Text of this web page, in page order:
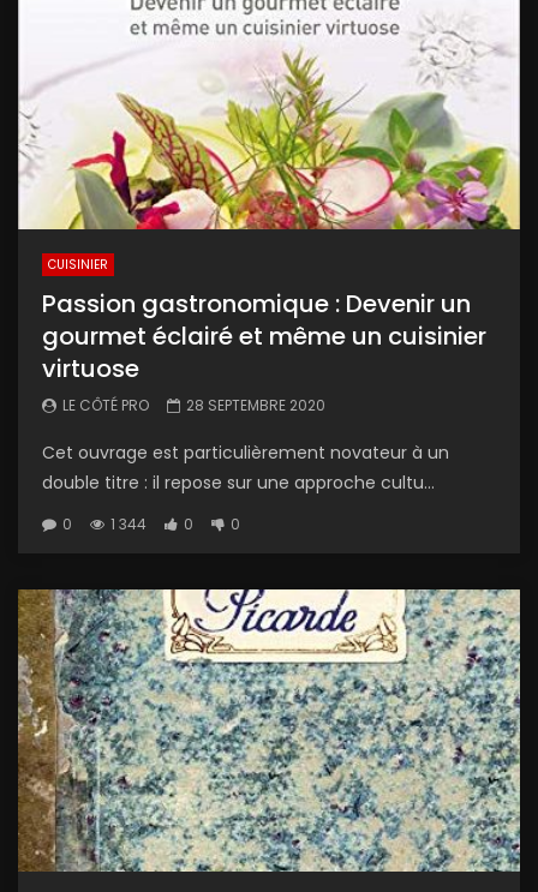
CUISINIER
Passion gastronomique : Devenir un
gourmet éclairé et même un cuisinier
virtuose
LE CÔTÉ PRO 28 SEPTEMBRE 2020
Cet ouvrage est particulièrement novateur à un
double titre : il repose sur une approche cultu...
0 1 344 0 0